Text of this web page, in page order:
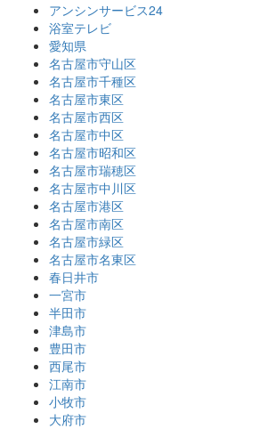
アンシンサービス24
浴室テレビ
愛知県
名古屋市守山区
名古屋市千種区
名古屋市東区
名古屋市西区
名古屋市中区
名古屋市昭和区
名古屋市瑞穂区
名古屋市中川区
名古屋市港区
名古屋市南区
名古屋市緑区
名古屋市名東区
春日井市
一宮市
半田市
津島市
豊田市
西尾市
江南市
小牧市
大府市